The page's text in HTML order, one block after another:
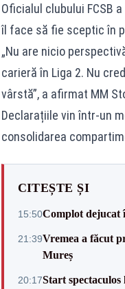
Oficialul clubului FCSB
îl face să fie sceptic în
„Nu are nicio
carieră în Liga 2. Nu
vârstă”, a afirmat MM
Declarațiile vin într-un
consolidarea
CITEȘTE ȘI
15:50Complot dejucat
21:39Vremea a făcut
Mureș
20:17Start